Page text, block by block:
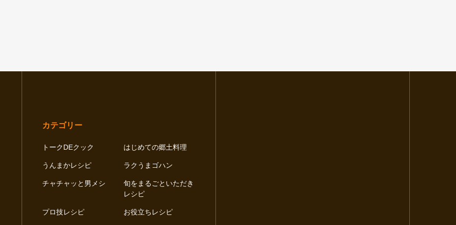
カテゴリー
トークDEクック はじめての郷土料理
うんまかレシピ ラクうまゴハン
チャチャッと男メシ
旬をまるごといただき
レシピ
プロ技レシピ お役立ちレシピ